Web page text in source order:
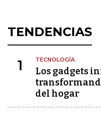
TENDENCIAS
1 TECNOLOGÍA
Los gadgets
del hogar